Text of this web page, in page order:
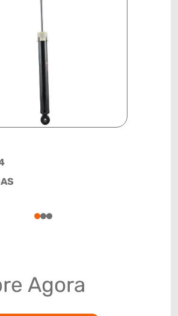
123
Agora